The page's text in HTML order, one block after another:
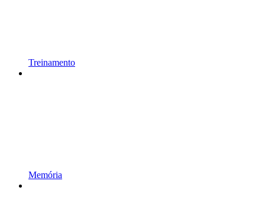
Treinamento
Memória